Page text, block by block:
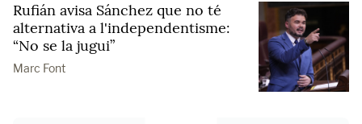
Rufián avisa Sánchez que no té
alternativa a l'independentisme:
“No se la jugui”
Marc Font